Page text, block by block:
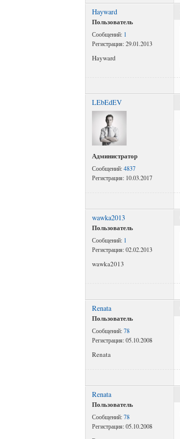
Hayward
Пользователь
Сообщений: 1
Регистрация:29.01.2013
Hayward
LEbEdEV
Администратор
Сообщений:4837
Регистрация: 10.03.2017
wawka2013
Пользователь
Сообщений: 1
Регистрация:02.02.2013
wawka2013
Renata
Пользователь
Сообщений:78
Регистрация:05.10.2008
Renata
Renata
Пользователь
Сообщений:78
Регистрация:05.10.2008